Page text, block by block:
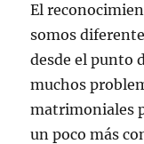
El
somos
desde el punto
muchos
matrimoniales
un poco más